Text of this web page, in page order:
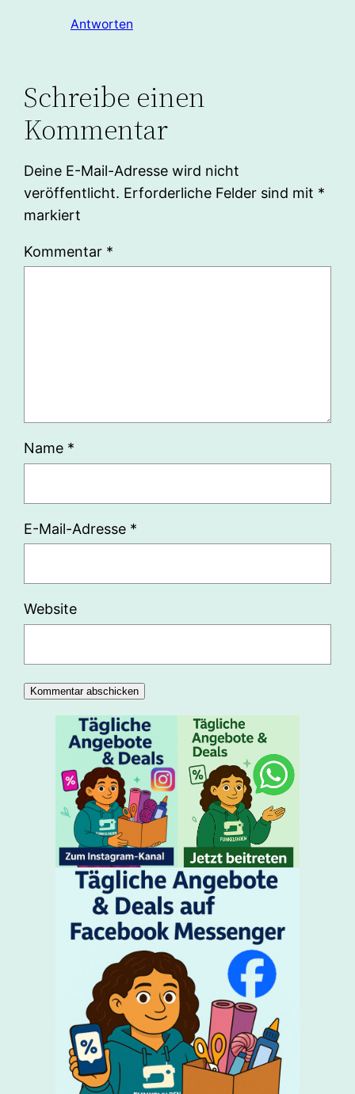
Antworten
Schreibe einen
Kommentar
Deine E-Mail-Adresse wird nicht
veröffentlicht. Erforderliche Felder sind mit *
markiert
Kommentar *
Name *
E-Mail-Adresse *
Website